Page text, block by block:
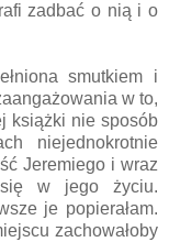
zadbać o nią i o
smutkiem i
w to,
książki nie sposób
niejednokrotnie
Jeremiego i wraz
w jego życiu.
je popierałam.
zachowałoby